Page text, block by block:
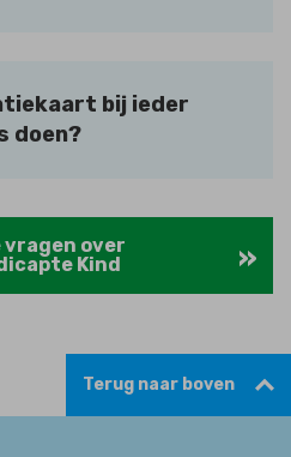
bij ieder
doen?
vragen over
Kind
Terug naar boven